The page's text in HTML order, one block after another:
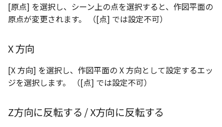
[原点] を選択し、シーン上の点を選択すると、作図平面の
原点が変更されます。 （[点] では設定不可）
X 方向
[X 方向] を選択し、作図平面の X 方向として設定するエッ
ジを選択します。 （[点] では設定不可）
Z方向に反転する / X方向に反転する